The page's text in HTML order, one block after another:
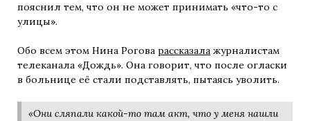
пояснил тем, что он не может принимать «что-то с
улицы».
Обо всем этом Нина Рогова рассказала журналистам
телеканала «Дождь». Она говорит, что после огласки
в больнице её стали подставлять, пытаясь уволить.
«Они сляпали какой-то там акт, что у меня нашли